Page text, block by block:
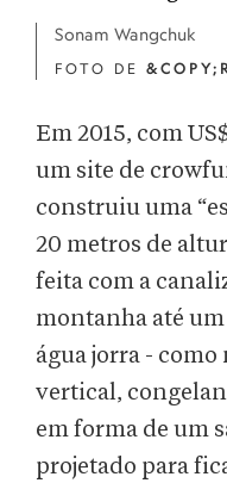
Sonam Wangchuk
FOTO DE
Em 2015, com
um site de
construiu uma
20 metros de
feita com a
montanha até
água jorra -
vertical,
em forma de um
projetado para